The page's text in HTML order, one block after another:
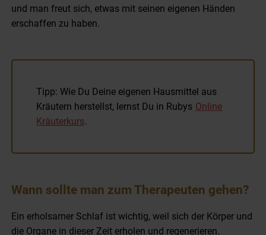
jedoch ist das Herstellen an sich unheimlich entspannend
und man freut sich, etwas mit seinen eigenen Händen
Tipp: Wie Du Deine eigenen Hausmittel aus
Kräutern herstellst, lernst Du in Rubys
Wann sollte man zum Therapeuten gehen?
Ein erholsamer Schlaf ist wichtig, weil sich der Körper und